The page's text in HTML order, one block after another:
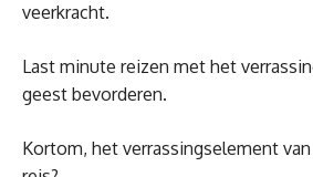
veerkracht.
Last minute reizen met het
geest bevorderen.
Kortom, het verrassingselement